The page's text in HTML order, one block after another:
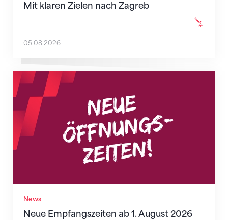
Mit klaren Zielen nach Zagreb
05.08.2026
News
Neue Empfangszeiten ab 1. August 2026
Neue Empfangszeiten ab 1. August 2026